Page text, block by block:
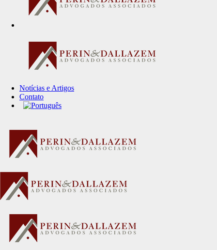
Notícias e Artigos
Contato